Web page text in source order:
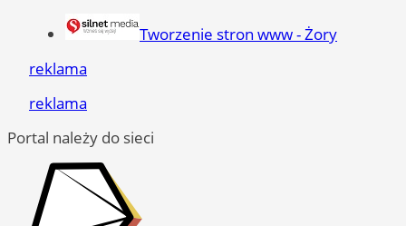
Tworzenie stron www - Żory
reklama
reklama
Portal należy do sieci